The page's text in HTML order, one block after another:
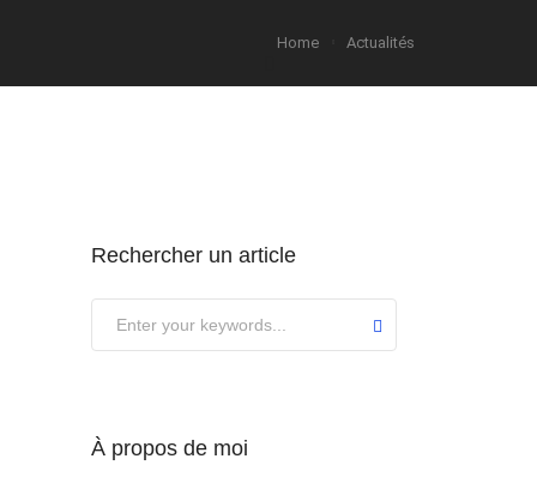
Home Actualités
Rechercher un article
À propos de moi